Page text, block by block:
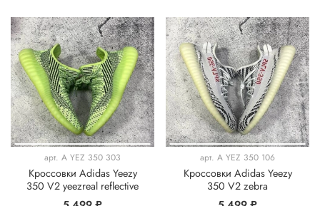
арт. A YEZ 350 303
Кроссовки Adidas Yeezy
350 V2 yeezreal reflective
арт. A YEZ 350 106
Кроссовки Adidas Yeezy
350 V2 zebra